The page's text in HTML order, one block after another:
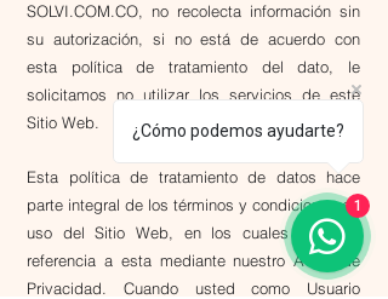
SOLVI.COM.CO, no recolecta información sin
su autorización, si no está de acuerdo con
esta política de tratamiento del dato, le
solicitamos no utilizar los servicios de este
Sitio Web.
​Esta política de tratamiento de datos hace
parte integral de los términos y condiciones de
uso del Sitio Web, en los cuales se hace
referencia a esta mediante nuestro Aviso de
Privacidad. Cuando usted como Usuario
¿Cómo podemos ayudarte?
1